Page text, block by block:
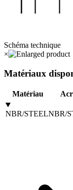
Schéma technique
×
Matériaux
Matériau
NBR/STEELNBR/